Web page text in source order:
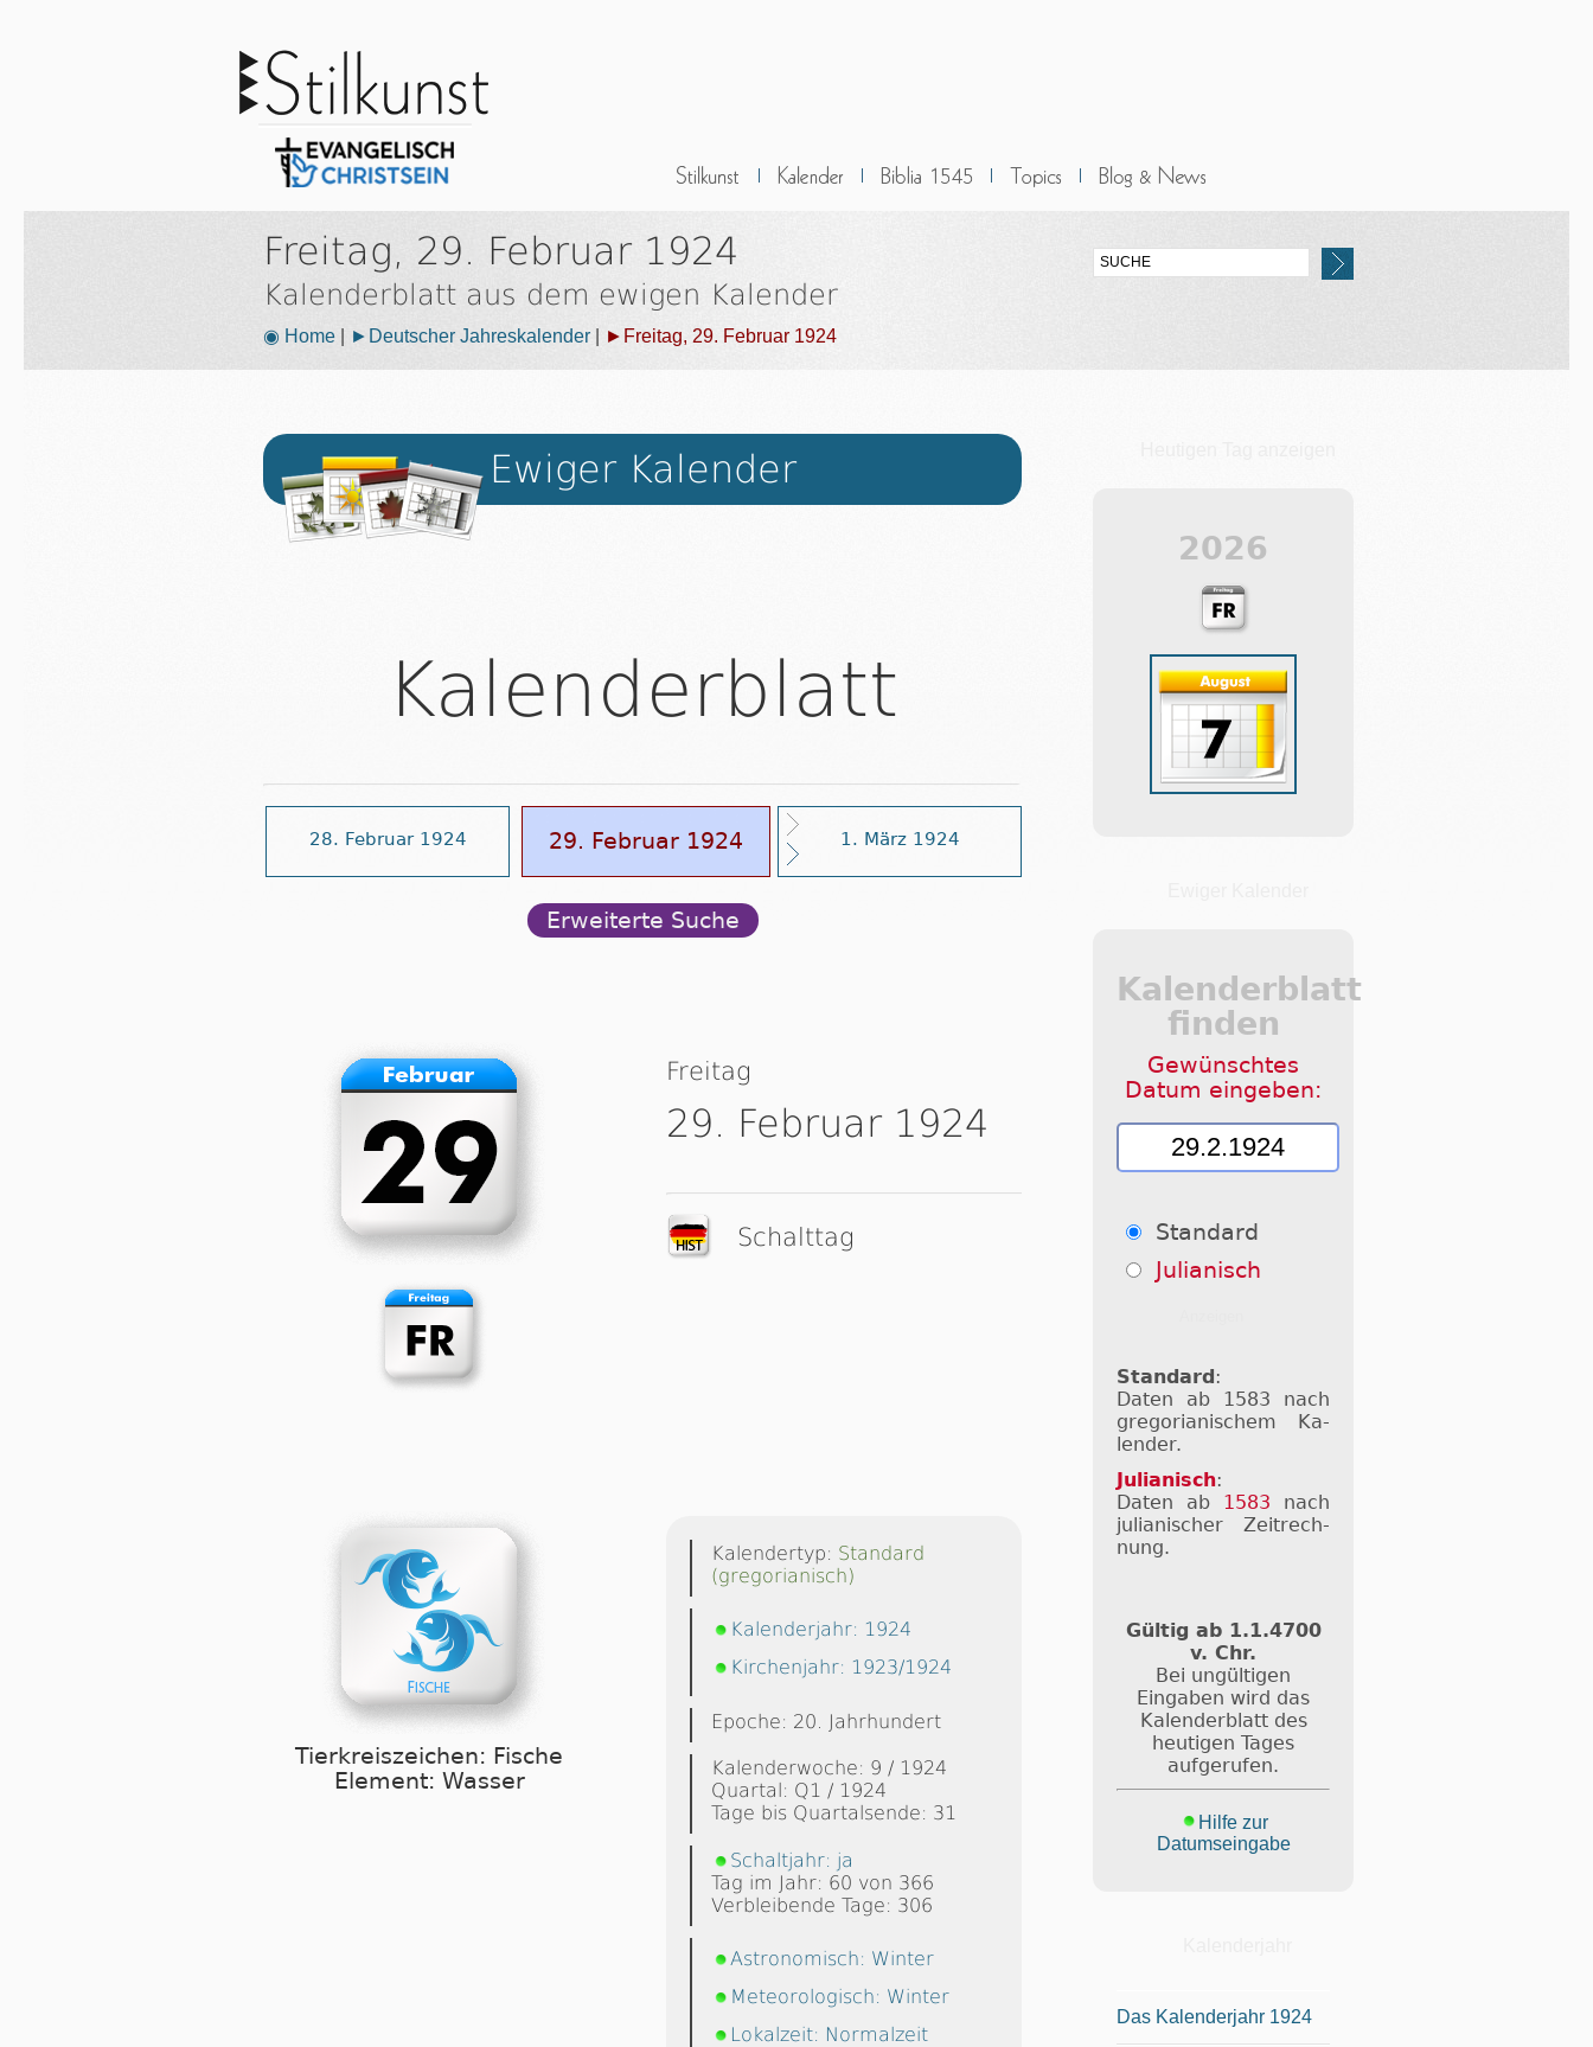
Freitag, 29. Februar 1924
Kalenderblatt aus dem ewigen Kalender
◉ Home ►Deutscher Jahreskalender ►Freitag, 29. Februar 1924
Ewiger Kalender
Kalenderblatt
28. Februar 1924 29. Februar 1924 1. März 1924
Erweiterte Suche
Freitag
29. Februar 1924
Schalttag
Tierkreiszeichen: Fische
Element: Wasser
Kalendertyp: Standard
(gregorianisch)
Kalenderjahr: 1924
Kirchenjahr: 1923/1924
Epoche: 20. Jahrhundert
Kalenderwoche: 9 / 1924
Quartal: Q1 / 1924
Tage bis Quartalsende: 31
Schaltjahr: ja
Tag im Jahr: 60 von 366
Verbleibende Tage: 306
Astronomisch: Winter
Meteorologisch: Winter
Lokalzeit: Normalzeit
2026
Kalenderblatt
finden
Gewünschtes
Datum eingeben:
Standard
Julianisch
Standard :
Daten ab 1583 nach
gre­go­ri­a­ni­schem Ka­
len­der.
Julianisch:
Daten ab 1583 nach
ju­li­a­ni­scher Zeit­rech­
nung.
Gültig ab 1.1.4700
v. Chr.
Bei ungültigen
Eingaben wird das
Kalenderblatt des
heutigen Tages
aufgerufen.
Hilfe zur
Datumseingabe
Das Kalenderjahr 1924